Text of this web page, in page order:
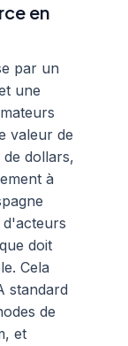
en
par un
une
valeur de
de dollars,
à
d'acteurs
doit
Cela
standard
de
et